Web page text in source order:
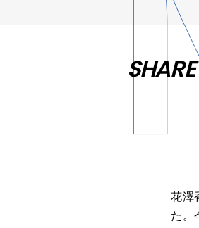
SHARE
花澤
た。